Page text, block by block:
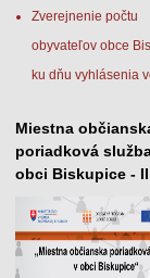
Zverejnenie počtu
obyvateľov obce
ku dňu vyhlásenia
Miestna
poriadková
obci Biskupice -